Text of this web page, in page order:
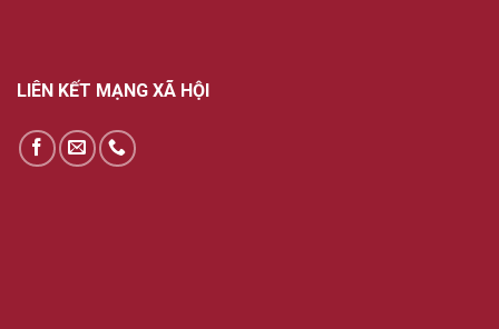
LIÊN KẾT MẠNG XÃ HỘI